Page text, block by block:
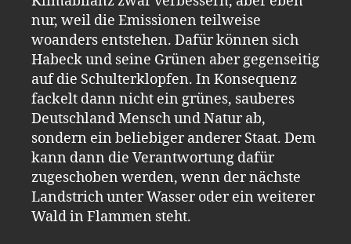
nur, weil die Emissionen teilweise
woanders entstehen. Dafür können sich
Habeck und seine Grünen aber gegenseitig
auf die Schulterklopfen. In Konsequenz
fackelt dann nicht ein grünes, sauberes
Deutschland Mensch und Natur ab,
sondern ein beliebiger anderer Staat. Dem
kann dann die Verantwortung dafür
zugeschoben werden, wenn der nächste
Landstrich unter Wasser oder ein weiterer
Wald in Flammen steht.